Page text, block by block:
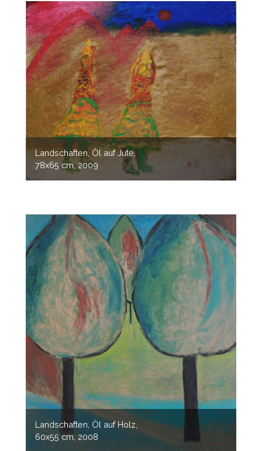
Landschaften, Öl auf Jute,
78x65 cm, 2009
Landschaften, Öl auf Holz,
60x55 cm, 2008